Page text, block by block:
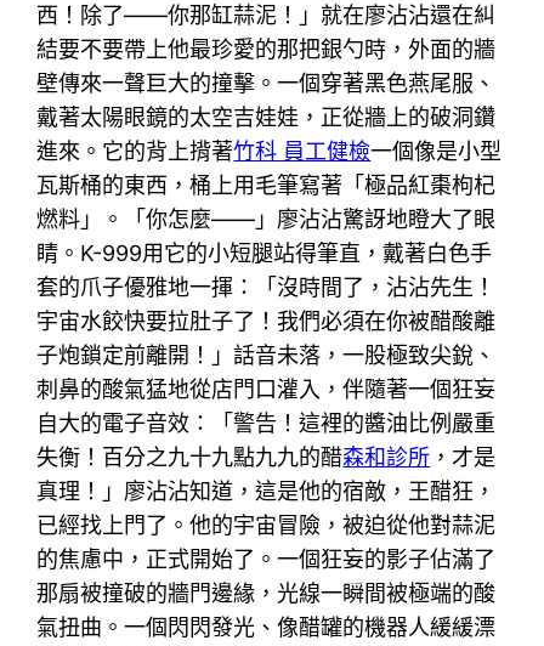
西！除了——你那缸蒜泥！」就在廖沾沾還在糾
結要不要帶上他最珍愛的那把銀勺時，外面的牆
壁傳來一聲巨大的撞擊。一個穿著黑色燕尾服、
戴著太陽眼鏡的太空吉娃娃，正從牆上的破洞鑽
進來。它的背上揹著竹科 員工健檢一個像是小型
瓦斯桶的東西，桶上用毛筆寫著「極品紅棗枸杞
燃料」。「你怎麼——」廖沾沾驚訝地瞪大了眼
睛。K-999用它的小短腿站得筆直，戴著白色手
套的爪子優雅地一揮：「沒時間了，沾沾先生！
宇宙水餃快要拉肚子了！我們必須在你被醋酸離
子炮鎖定前離開！」話音未落，一股極致尖銳、
刺鼻的酸氣猛地從店門口灌入，伴隨著一個狂妄
自大的電子音效：「警告！這裡的醬油比例嚴重
失衡！百分之九十九點九九的醋森和診所 ，才是
真理！」廖沾沾知道，這是他的宿敵，王醋狂，
已經找上門了。他的宇宙冒險，被迫從他對蒜泥
的焦慮中，正式開始了。一個狂妄的影子佔滿了
那扇被撞破的牆門邊緣，光線一瞬間被極端的酸
氣扭曲。一個閃閃發光、像醋罐的機器人緩緩漂